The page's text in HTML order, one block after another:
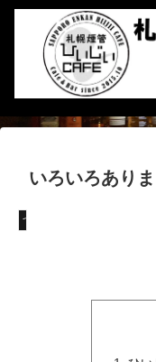
いろいろあり
つぶやき